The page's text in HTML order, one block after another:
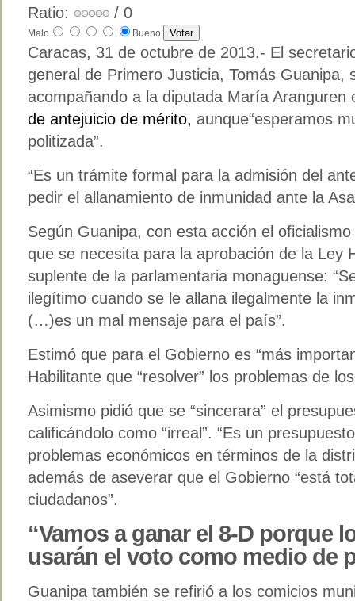
Ratio: / 0
Malo Bueno
Caracas, 31 de octubre de 2013.- El
general de Primero Justicia, Tomás Guanipa,
acompañando a la diputada María
de antejuicio de mérito, aunque“esperamos
politizada”.
“Es un trámite formal para la admisión del
pedir el allanamiento de inmunidad ante la
Según Guanipa, con esta acción el
que se necesita para la aprobación de la Ley
suplente de la parlamentaria monaguense:
ilegítimo cuando se le allana ilegalmente la
(…)es un mal mensaje para el país”.
Estimó que para el Gobierno es “más
Habilitante que “resolver” los problemas de
Asimismo pidió que se “sincerara” el
calificándolo como “irreal”. “Es un
problemas económicos en términos de la
además de aseverar que el Gobierno “está
ciudadanos”.
“Vamos a ganar el 8-D porque
usarán el voto como medio de
Guanipa también se refirió a los comicios